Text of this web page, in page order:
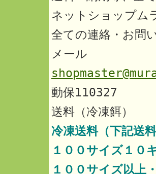
ネットショップム
全ての連絡・お問
メール
動保110327
送料（冷凍餌）
冷凍送料（下記送
１００サイズ１０
１００サイズ以上